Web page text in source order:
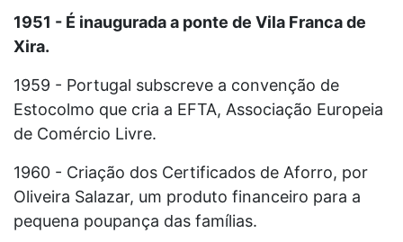
1951 - É inaugurada a ponte de Vila Franca de
Xira.
1959 - Portugal subscreve a convenção de
Estocolmo que cria a EFTA, Associação Europeia
de Comércio Livre.
1960 - Criação dos Certificados de Aforro, por
Oliveira Salazar, um produto financeiro para a
pequena poupança das famílias.